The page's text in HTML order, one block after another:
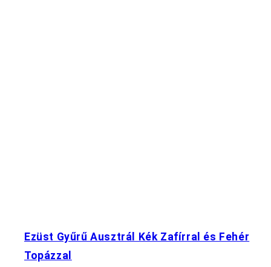
Ezüst Gyűrű Ausztrál Kék Zafírral és Fehér
Topázzal